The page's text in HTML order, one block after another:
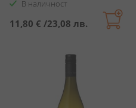
В наличност
11,80 € /23,08 лв.